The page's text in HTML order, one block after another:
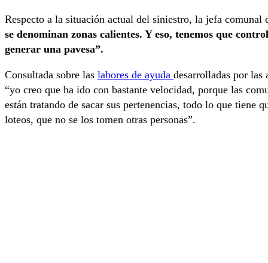
Respecto a la situación actual del siniestro, la jefa comunal
se denominan zonas calientes. Y eso, tenemos que
generar una pavesa”.
Consultada sobre las labores de ayuda desarrolladas por las
“yo creo que ha ido con bastante velocidad, porque las
están tratando de sacar sus pertenencias, todo lo que tiene
loteos, que no se los tomen otras personas”.